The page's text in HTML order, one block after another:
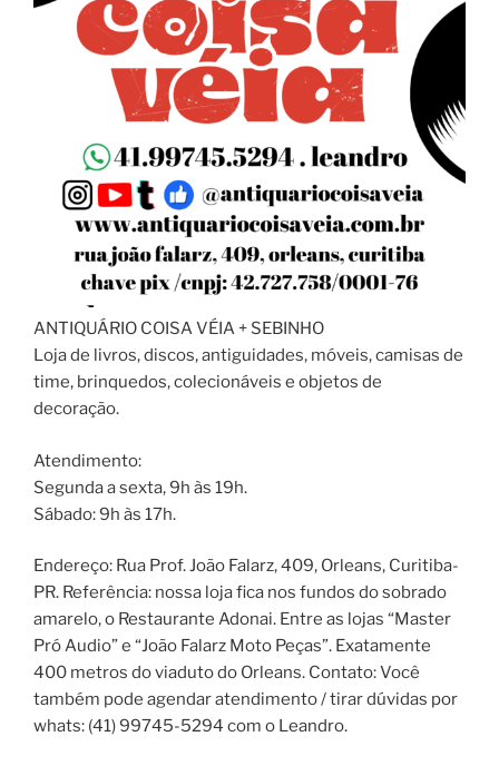
ANTIQUÁRIO COISA VÉIA + SEBINHO
Loja de livros, discos, antiguidades, móveis, camisas de
time, brinquedos, colecionáveis e objetos de
decoração.
Atendimento:
Segunda a sexta, 9h às 19h.
Sábado: 9h às 17h.
Endereço: Rua Prof. João Falarz, 409, Orleans, Curitiba-
PR. Referência: nossa loja fica nos fundos do sobrado
amarelo, o Restaurante Adonai. Entre as lojas “Master
Pró Audio” e “João Falarz Moto Peças”. Exatamente
400 metros do viaduto do Orleans. Contato: Você
também pode agendar atendimento / tirar dúvidas por
whats: (41) 99745-5294 com o Leandro.